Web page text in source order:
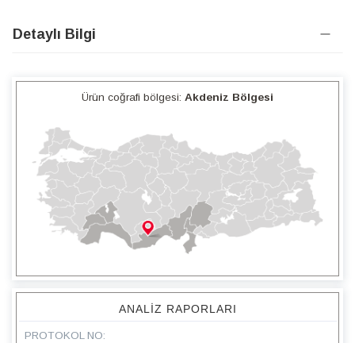
Detaylı Bilgi
Ürün coğrafi bölgesi: Akdeniz Bölgesi
ANALIZ RAPORLARI
PROTOKOL NO: